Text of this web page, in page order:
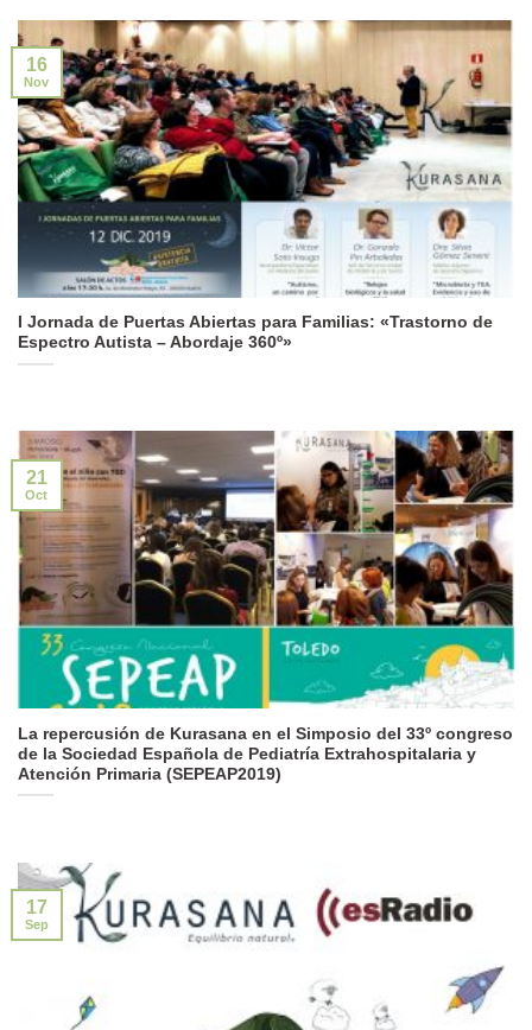
I Jornada de Puertas Abiertas para Familias: «Trastorno de
Espectro Autista – Abordaje 360º»
16
Nov
La repercusión de Kurasana en el Simposio del 33º congreso
de la Sociedad Española de Pediatría Extrahospitalaria y
Atención Primaria (SEPEAP2019)
21
Oct
17
Sep